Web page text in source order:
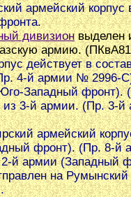
армейский корпус
дивизионвыделен
армию.
действует в
4-й армии № 2996-
Западный фронт).
из 3-й армии. (Пр. 3-
армейский
фронт). (Пр. 8-й
2-й армии (Западный
на Румынский